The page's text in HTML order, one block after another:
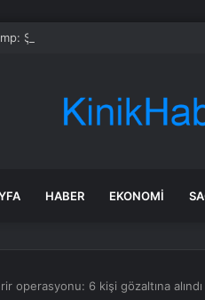
Şi ve Putin İran’a silah
HABER EKONOMI
operasyonu: 6 kişi gözaltına alındı